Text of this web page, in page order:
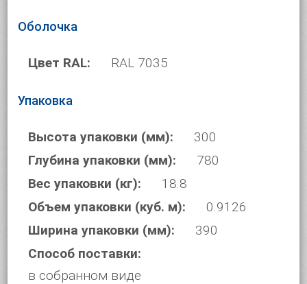
Оболочка
Цвет RAL: RAL 7035
Упаковка
Высота упаковки (мм):
300
Глубина упаковки (мм):
780
Вес упаковки (кг):
18.8
Объем упаковки (куб. м):
0.9126
Ширина упаковки (мм):
390
Способ поставки:
в собранном виде